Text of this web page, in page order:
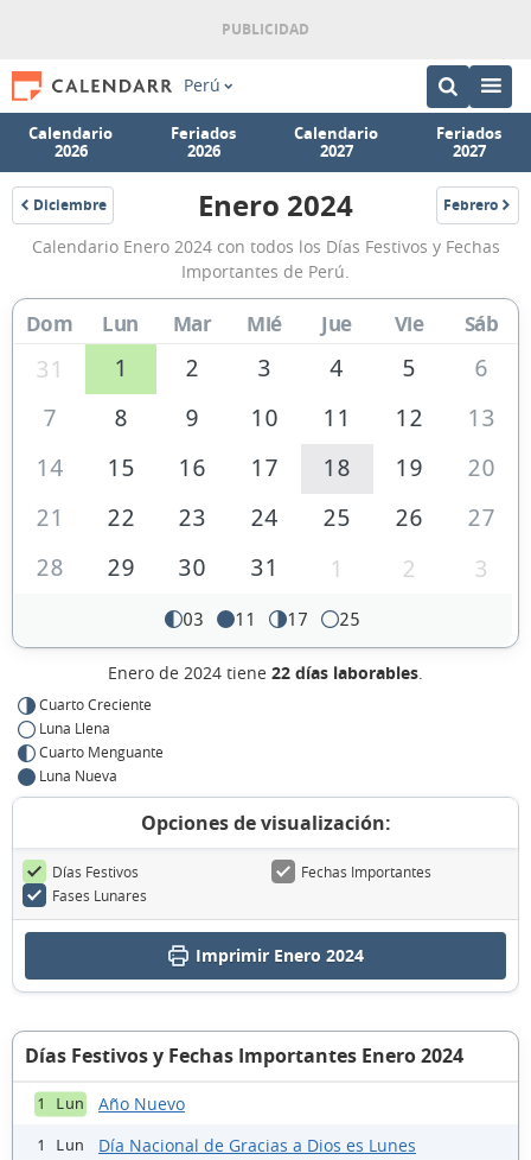
Perú
Calendario
2026
Feriados
2026
Calendario
2027
Feriados
2027
Diciembre
2023
Calendario
Enero
2024
de
Perú
Enero 2024 Febrero
2024
Calendario Enero 2024 con todos los Días Festivos y Fechas
Importantes de Perú.
Dom Lun Mar Mié Jue Vie Sáb
31 1 2 3 4 5
6
7
8 9 10 11 12
13
14
15 16 17 18 19
20
21
22 23 24 25 26
27
28
29 30 31 1 2 3
03 11 17 25
Enero de 2024 tiene 22 días laborables.
Cuarto Creciente
Luna Llena
Cuarto Menguante
Luna Nueva
Opciones de visualización:
Días Festivos
Fechas Importantes
Fases Lunares
Imprimir Enero 2024
Días Festivos y Fechas Importantes Enero 2024
1 Lun Año Nuevo
1 Lun Día Nacional de Gracias a Dios es Lunes